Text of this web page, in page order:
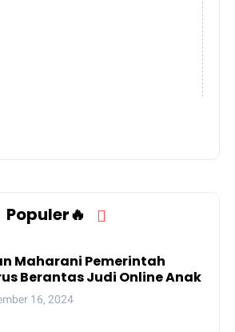
Populer🔥
Maharani Pemerintah
Berantas Judi Online Anak
16, 2024